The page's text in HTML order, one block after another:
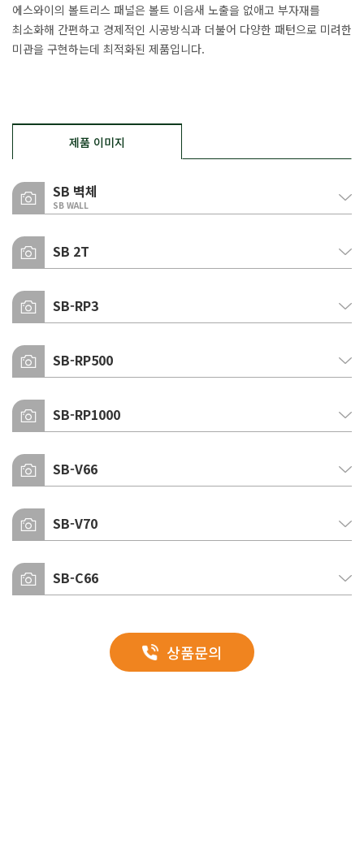
에스와이의 볼트리스 패널은 볼트 이음새 노출을 없애고 부자재를
최소화해 간편하고 경제적인 시공방식과 더불어 다양한 패턴으로 미려한
미관을 구현하는데 최적화된 제품입니다.
제품 이미지
SB 벽체
SB WALL
컬러인덱스
실제품과 다소 차이가 있을 수 있습니다.
우레탄
SB 2T
컬러인덱스
실제품과 다소 차이가 있을 수 있습니다.
글라스울
SB-RP3
우레탄
글라스울
SB-RP500
우레탄
SB-RP1000
우레탄
SB-V66
글라스울
SB-V70
글라스울
SB-C66
상품문의